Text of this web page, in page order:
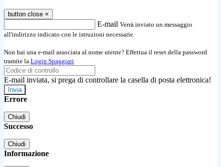
button close ×
E-mail Verrà inviato un messaggio
all'indirizzo indicato con le istruzioni necessarie.
Non hai una e-mail associata al nome utente? Effettua il reset della password
tramite la Login Spaggiari
E-mail inviata, si prega di controllare la casella di posta elettronica!
Errore
Chiudi
Successo
Chiudi
Informazione